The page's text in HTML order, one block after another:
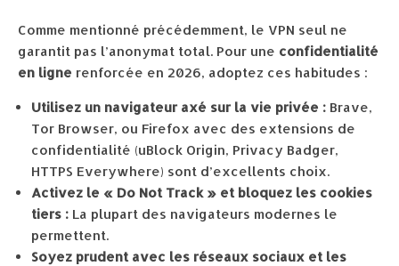
Comme mentionné précédemment, le VPN seul ne
garantit pas l’anonymat total. Pour une confidentialité
en ligne renforcée en 2026, adoptez ces habitudes :
Utilisez un navigateur axé sur la vie privée : Brave,
Tor Browser, ou Firefox avec des extensions de
confidentialité (uBlock Origin, Privacy Badger,
HTTPS Everywhere) sont d’excellents choix.
Activez le « Do Not Track » et bloquez les cookies
tiers : La plupart des navigateurs modernes le
permettent.
Soyez prudent avec les réseaux sociaux et les